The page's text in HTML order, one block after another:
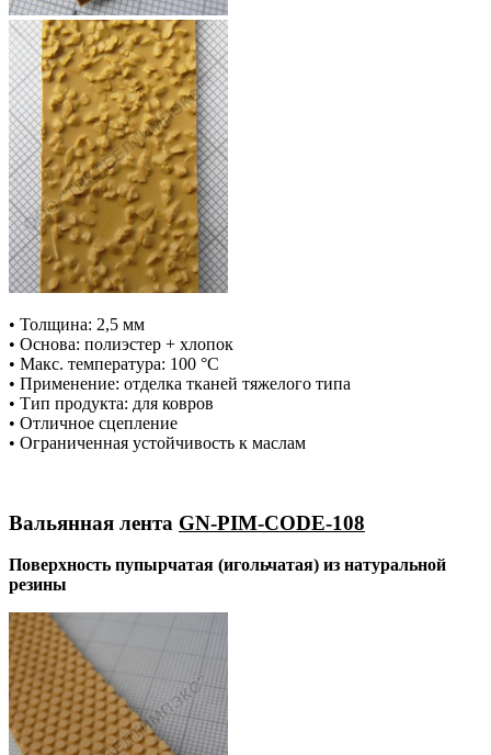
• Толщина: 2,5 мм
• Основа: полиэстер + хлопок
• Макс. температура: 100 °С
• Применение: отделка тканей тяжелого типа
• Тип продукта: для ковров
• Отличное сцепление
• Ограниченная устойчивость к маслам
Вальянная лента GN-PIM-CODE-108
Поверхность пупырчатая (игольчатая) из натуральной
резины